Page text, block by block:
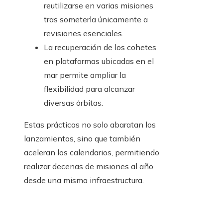
reutilizarse en varias misiones
tras someterla únicamente a
revisiones esenciales.
La recuperación de los cohetes
en plataformas ubicadas en el
mar permite ampliar la
flexibilidad para alcanzar
diversas órbitas.
Estas prácticas no solo abaratan los
lanzamientos, sino que también
aceleran los calendarios, permitiendo
realizar decenas de misiones al año
desde una misma infraestructura.